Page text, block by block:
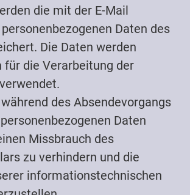
die mit der E-Mail
Daten des
Die Daten werden
für die Verarbeitung der
des Absendevorgangs
Daten
Missbrauch des
zu verhindern und die
informationstechnischen